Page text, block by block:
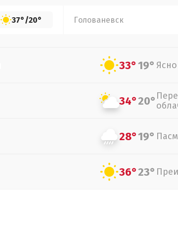
37°/20° Голованевск
33°19° Ясно
34°20°
28°19°
36°23°